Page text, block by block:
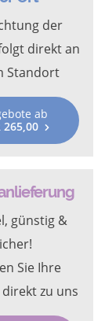
der
direkt an
Standort
ab
265,00
günstig &
Sie Ihre
zu uns